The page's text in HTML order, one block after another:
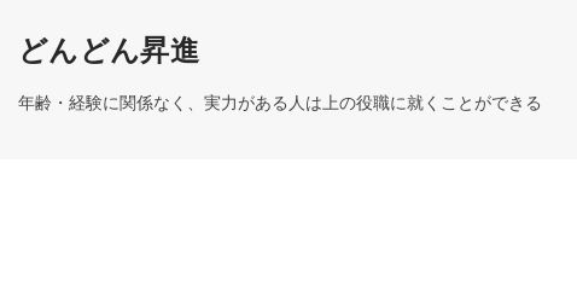
どんどん昇進
年齢・経験に関係なく、実力がある人は上の役職に就くことができる